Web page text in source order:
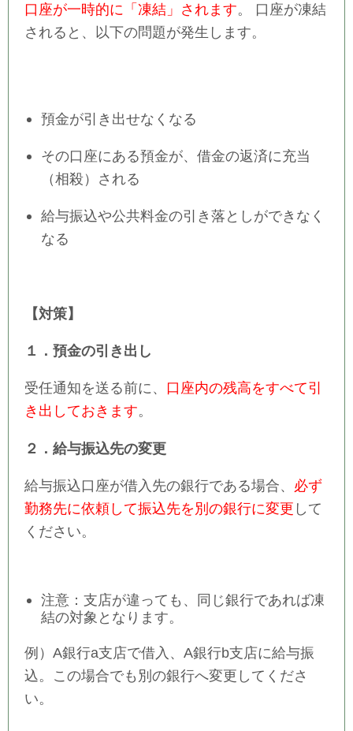
口座が一時的に「凍結」されます。 口座が凍結
されると、以下の問題が発生します。
預金が引き出せなくなる
その口座にある預金が、借金の返済に充当
（相殺）される
給与振込や公共料金の引き落としができなく
なる
【対策】
１．預金の引き出し
受任通知を送る前に、 口座内の残高をすべて引
き出しておきます。
２．給与振込先の変更
給与振込口座が借入先の銀行である場合、 必ず
勤務先に依頼して振込先を別の銀行に変更 して
ください。
注意：支店が違っても、同じ銀行であれば凍
結の対象となります。
例）A銀行a支店で借入、A銀行b支店に給与振
込。この場合でも別の銀行へ変更してくださ
い。